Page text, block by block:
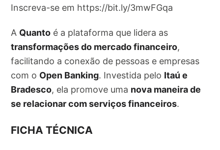
Inscreva-se em https://bit.ly/3mwFGqa
A Quanto é a plataforma que lidera as
transformações do mercado financeiro,
facilitando a conexão de pessoas e empresas
com o Open Banking. Investida pelo Itaú e
Bradesco, ela promove uma nova maneira de
se relacionar com serviços financeiros.
FICHA TÉCNICA